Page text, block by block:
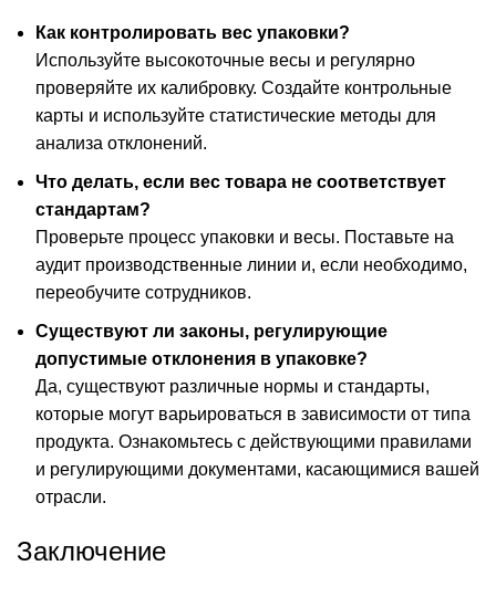
Как контролировать вес упаковки?
Используйте высокоточные весы и регулярно
проверяйте их калибровку. Создайте контрольные
карты и используйте статистические методы для
анализа отклонений.
Что делать, если вес товара не соответствует
стандартам?
Проверьте процесс упаковки и весы. Поставьте на
аудит производственные линии и, если необходимо,
переобучите сотрудников.
Существуют ли законы, регулирующие
допустимые отклонения в упаковке?
Да, существуют различные нормы и стандарты,
которые могут варьироваться в зависимости от типа
продукта. Ознакомьтесь с действующими правилами
и регулирующими документами, касающимися вашей
отрасли.
Заключение